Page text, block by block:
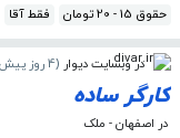
حقوق 15 - 20 تومان
فقط آقا
در وبسایت دیوار (4 روز پیش
کارگر ساده
در اصفهان - ملک